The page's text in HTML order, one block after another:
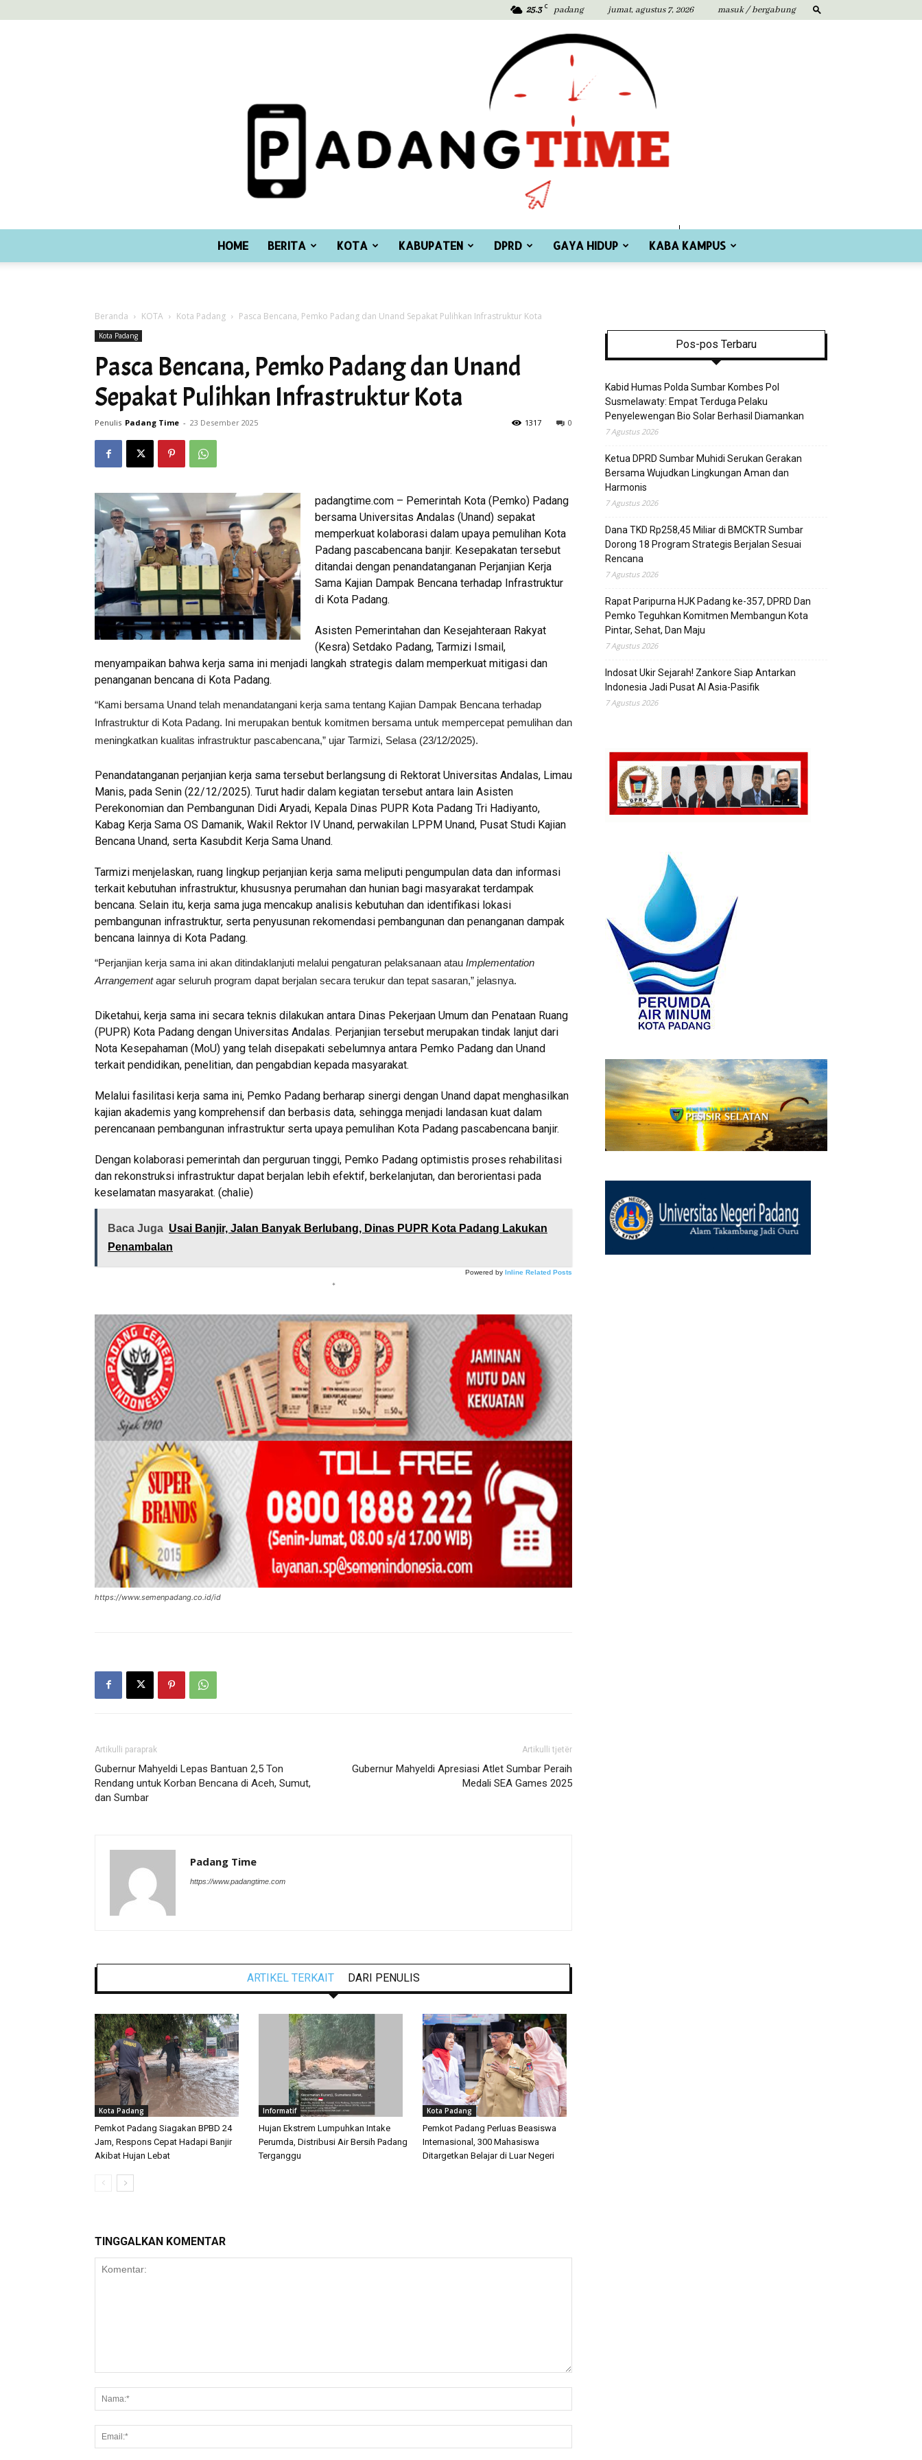
25.3 C padang jumat, agustus 7, 2026 masuk / bergabung
Time
HOME BERITA KOTA KABUPATEN DPRD GAYA HIDUP KABA KAMPUS
Beranda KOTA Kota Padang Pasca Bencana, Pemko Padang dan Unand Sepakat Pulihkan Infrastruktur Kota
Kota Padang
Pasca Bencana, Pemko Padang dan Unand
Sepakat Pulihkan Infrastruktur Kota
Penulis Padang Time - 23 Desember 2025 0
1317
padangtime.com – Pemerintah Kota (Pemko) Padang
bersama Universitas Andalas (Unand) sepakat
memperkuat kolaborasi dalam upaya pemulihan Kota
Padang pascabencana banjir. Kesepakatan tersebut
ditandai dengan penandatanganan Perjanjian Kerja
Sama Kajian Dampak Bencana terhadap Infrastruktur
di Kota Padang.
Asisten Pemerintahan dan Kesejahteraan Rakyat
(Kesra) Setdako Padang, Tarmizi Ismail,
menyampaikan bahwa kerja sama ini menjadi langkah strategis dalam memperkuat mitigasi dan
penanganan bencana di Kota Padang.
“Kami bersama Unand telah menandatangani kerja sama tentang Kajian Dampak Bencana terhadap
Infrastruktur di Kota Padang. Ini merupakan bentuk komitmen bersama untuk mempercepat pemulihan dan
meningkatkan kualitas infrastruktur pascabencana,” ujar Tarmizi, Selasa (23/12/2025).
Penandatanganan perjanjian kerja sama tersebut berlangsung di Rektorat Universitas Andalas, Limau
Manis, pada Senin (22/12/2025). Turut hadir dalam kegiatan tersebut antara lain Asisten
Perekonomian dan Pembangunan Didi Aryadi, Kepala Dinas PUPR Kota Padang Tri Hadiyanto,
Kabag Kerja Sama OS Damanik, Wakil Rektor IV Unand, perwakilan LPPM Unand, Pusat Studi Kajian
Bencana Unand, serta Kasubdit Kerja Sama Unand.
Tarmizi menjelaskan, ruang lingkup perjanjian kerja sama meliputi pengumpulan data dan informasi
terkait kebutuhan infrastruktur, khususnya perumahan dan hunian bagi masyarakat terdampak
bencana. Selain itu, kerja sama juga mencakup analisis kebutuhan dan identifikasi lokasi
pembangunan infrastruktur, serta penyusunan rekomendasi pembangunan dan penanganan dampak
bencana lainnya di Kota Padang.
“Perjanjian kerja sama ini akan ditindaklanjuti melalui pengaturan pelaksanaan atau Implementation
Arrangementagar seluruh program dapat berjalan secara terukur dan tepat sasaran,” jelasnya.
Diketahui, kerja sama ini secara teknis dilakukan antara Dinas Pekerjaan Umum dan Penataan Ruang
(PUPR) Kota Padang dengan Universitas Andalas. Perjanjian tersebut merupakan tindak lanjut dari
Nota Kesepahaman (MoU) yang telah disepakati sebelumnya antara Pemko Padang dan Unand
terkait pendidikan, penelitian, dan pengabdian kepada masyarakat.
Melalui fasilitasi kerja sama ini, Pemko Padang berharap sinergi dengan Unand dapat menghasilkan
kajian akademis yang komprehensif dan berbasis data, sehingga menjadi landasan kuat dalam
perencanaan pembangunan infrastruktur serta upaya pemulihan Kota Padang pascabencana banjir.
Dengan kolaborasi pemerintah dan perguruan tinggi, Pemko Padang optimistis proses rehabilitasi
dan rekonstruksi infrastruktur dapat berjalan lebih efektif, berkelanjutan, dan berorientasi pada
keselamatan masyarakat. (chalie)
Baca Juga Usai Banjir, Jalan Banyak Berlubang, Dinas PUPR Kota Padang Lakukan
Penambalan
Powered by Inline Related Posts
*
https://www.semenpadang.co.id/id
Artikulli paraprak
Gubernur Mahyeldi Lepas Bantuan 2,5 Ton
Rendang untuk Korban Bencana di Aceh, Sumut,
dan Sumbar
Artikulli tjetër
Gubernur Mahyeldi Apresiasi Atlet Sumbar Peraih
Medali SEA Games 2025
Padang Time
https://www.padangtime.com
ARTIKEL TERKAIT DARI PENULIS
Kota Padang
Pemkot Padang Siagakan BPBD 24
Jam, Respons Cepat Hadapi Banjir
Akibat Hujan Lebat
Informatif
Hujan Ekstrem Lumpuhkan Intake
Perumda, Distribusi Air Bersih Padang
Terganggu
Kota Padang
Pemkot Padang Perluas Beasiswa
Internasional, 300 Mahasiswa
Ditargetkan Belajar di Luar Negeri
TINGGALKAN KOMENTAR
Pos-pos Terbaru
Kabid Humas Polda Sumbar Kombes Pol
Susmelawaty: Empat Terduga Pelaku
Penyelewengan Bio Solar Berhasil Diamankan
7 Agustus 2026
Ketua DPRD Sumbar Muhidi Serukan Gerakan
Bersama Wujudkan Lingkungan Aman dan
Harmonis
7 Agustus 2026
Dana TKD Rp258,45 Miliar di BMCKTR Sumbar
Dorong 18 Program Strategis Berjalan Sesuai
Rencana
7 Agustus 2026
Rapat Paripurna HJK Padang ke-357, DPRD Dan
Pemko Teguhkan Komitmen Membangun Kota
Pintar, Sehat, Dan Maju
7 Agustus 2026
Indosat Ukir Sejarah! Zankore Siap Antarkan
Indonesia Jadi Pusat AI Asia-Pasifik
7 Agustus 2026